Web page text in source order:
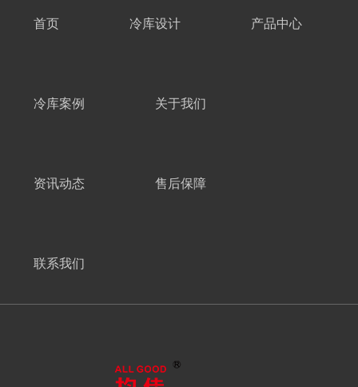
首页 冷库设计 产品中心
冷库案例 关于我们
资讯动态 售后保障
联系我们